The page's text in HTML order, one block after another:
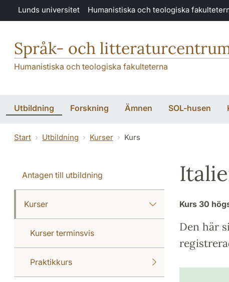
Hoppa till huvudinnehåll
Lunds universitet Humanistiska och teologiska
Språk- och
Humanistiska och teologiska fakulteterna
Utbildning Forskning Ämnen SOL-husen
Start Utbildning Kurser Kurs
Antagen till utbildning
Kurser
Kurser terminsvis
Praktikkurs
Kurs 30
Den här